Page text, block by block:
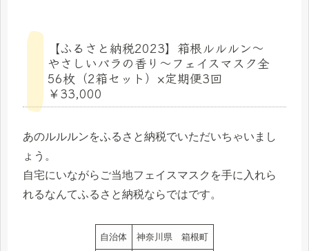
【ふるさと納税2023】箱根ルルルン～
やさしいバラの香り～フェイスマスク全
56枚（2箱セット）×定期便3回
￥33,000
あのルルルンをふるさと納税でいただいちゃいまし
ょう。
自宅にいながらご当地フェイスマスクを手に入れら
れるなんてふるさと納税ならではです。
自治体 神奈川県 箱根町